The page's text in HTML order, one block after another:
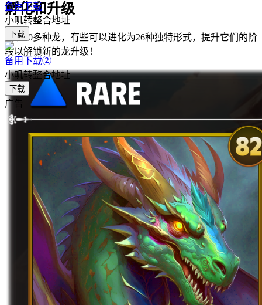
孵化和升级
发现30多种龙，有些可以进化为26种独特形式，提升它们的阶
段以解锁新的龙升级！
备用下载
小叽转整合地址
下载
备用下载②
小叽转整合地址
下载
广告